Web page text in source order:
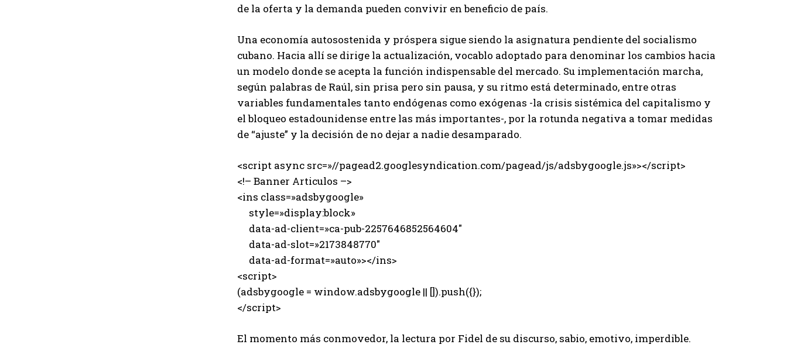
de la oferta y la demanda pueden convivir en beneficio de país.
Una economía autosostenida y próspera sigue siendo la asignatura pendiente del socialismo
cubano. Hacia allí se dirige la actualización, vocablo adoptado para denominar los cambios hacia
un modelo donde se acepta la función indispensable del mercado. Su implementación marcha,
según palabras de Raúl, sin prisa pero sin pausa, y su ritmo está determinado, entre otras
variables fundamentales tanto endógenas como exógenas -la crisis sistémica del capitalismo y
el bloqueo estadounidense entre las más importantes-, por la rotunda negativa a tomar medidas
de “ajuste” y la decisión de no dejar a nadie desamparado.
<script async src=»//pagead2.googlesyndication.com/pagead/js/adsbygoogle.js»></script>
<!– Banner Articulos –>
<ins class=»adsbygoogle»
style=»display:block»
data-ad-client=»ca-pub-2257646852564604″
data-ad-slot=»2173848770″
data-ad-format=»auto»></ins>
<script>
(adsbygoogle = window.adsbygoogle || []).push({});
</script>
El momento más conmovedor, la lectura por Fidel de su discurso, sabio, emotivo, imperdible.